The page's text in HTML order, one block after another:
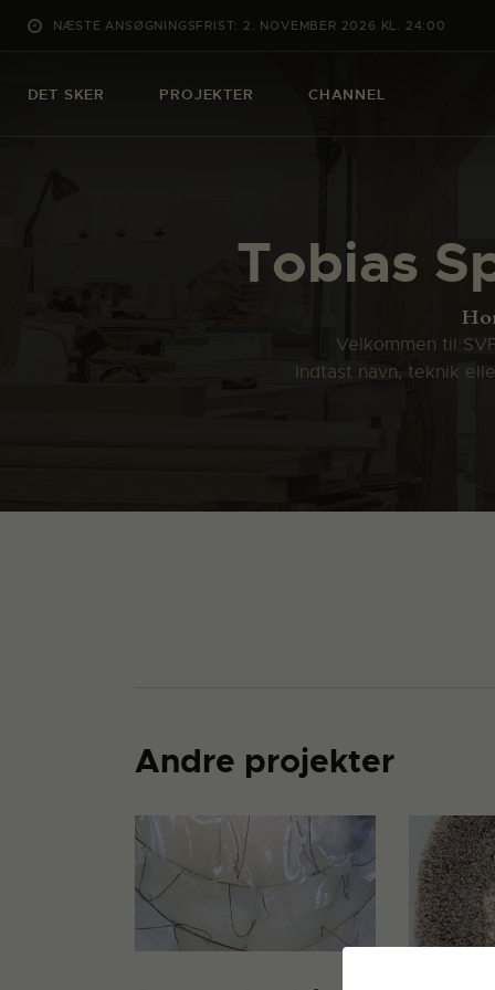
NÆSTE ANSØGNINGSFRIST: 2. NOVEMBER 2026 KL. 24:00
DET SKER PROJEKTER CHANNEL
Tobias
Velkommen til
Indtast navn, teknik
Andre projekter